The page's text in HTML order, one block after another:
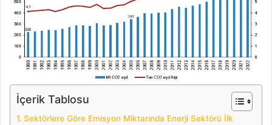
İçerik Tablosu
Sektörlere Göre Emisyon Miktarında Enerji Sektörü İlk